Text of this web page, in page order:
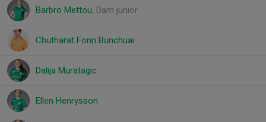
Barbro Mettou, Dam junior
Chutharat Fonn Bunchuai
Dalija Muratagic
Ellen Henrysson